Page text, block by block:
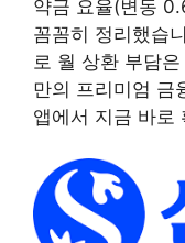
약금 요율(변동
꼼꼼히 정리했습
로 월 상환 부담
만의 프리미엄 금
앱에서 지금 바로